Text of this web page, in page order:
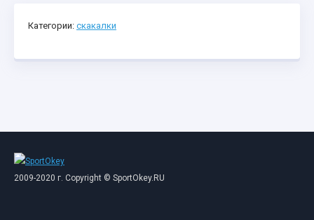
Категории: скакалки
2009-2020 г. Copyright © SportOkey.RU